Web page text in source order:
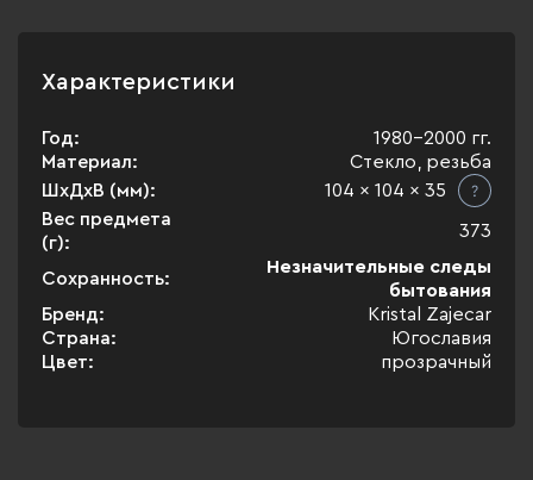
Характеристики
Год:
1980-2000 гг.
Материал:
Стекло, резьба
ШхДхВ (мм):
104 x 104 x 35
Вес предмета
(г):
373
Сохранность:
Незначительные следы
бытования
Бренд:
Kristal Zajecar
Страна:
Югославия
Цвет:
прозрачный